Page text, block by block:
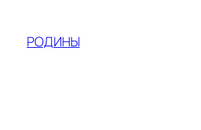
content
РОДИНЫ